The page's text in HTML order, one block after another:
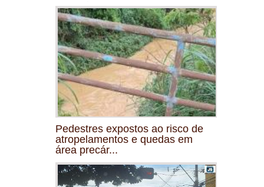
Pedestres expostos ao risco de
atropelamentos e quedas em
área precár...